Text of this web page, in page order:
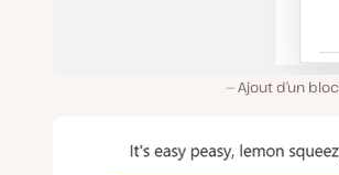
Ajout d’un